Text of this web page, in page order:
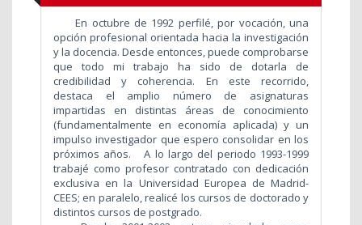
En octubre de 1992 perfilé, por vocación, una
opción profesional orientada hacia la investigación
y la docencia. Desde entonces, puede comprobarse
que todo mi trabajo ha sido de dotarla de
credibilidad y coherencia. En este recorrido,
destaca el amplio número de asignaturas
impartidas en distintas áreas de conocimiento
(fundamentalmente en economía aplicada) y un
impulso investigador que espero consolidar en los
próximos años. A lo largo del periodo 1993-1999
trabajé como profesor contratado con dedicación
exclusiva en la Universidad Europea de Madrid-
CEES; en paralelo, realicé los cursos de doctorado y
distintos cursos de postgrado.